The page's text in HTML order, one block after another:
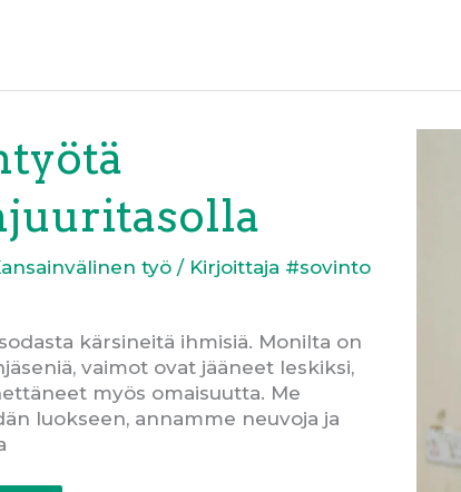
työ / Kirjoittaja #sovinto
kärsineitä ihmisiä. Monilta on
vaimot ovat jääneet leskiksi,
myös omaisuutta. Me
luokseen, annamme neuvoja ja